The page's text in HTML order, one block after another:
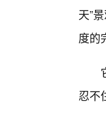
天”
度的
忍不